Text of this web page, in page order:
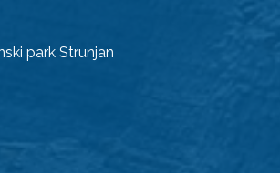
park Strunjan